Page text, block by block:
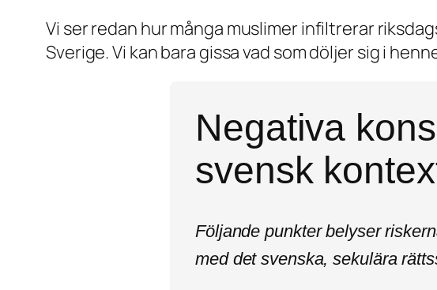
Vi ser redan hur många muslimer infiltrerar
Sverige. Vi kan bara gissa vad som döljer sig i
Negativa
svensk
Följande punkter belyser
med det svenska, sekulära